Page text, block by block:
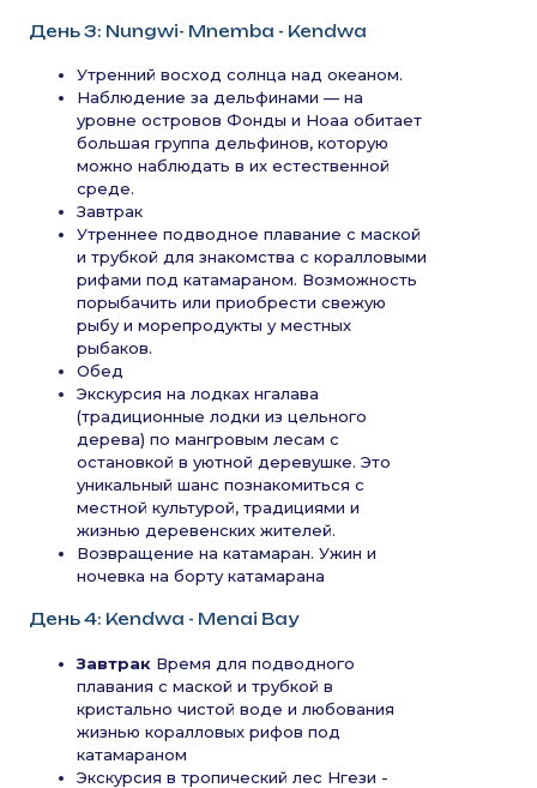
День 3: Nungwi- Mnemba - Kendwa
Утренний восход солнца над океаном.
Наблюдение за дельфинами — на
уровне островов Фонды и Ноаа обитает
большая группа дельфинов, которую
можно наблюдать в их естественной
среде.
Завтрак
Утреннее подводное плавание с маской
и трубкой для знакомства с коралловыми
рифами под катамараном. Возможность
порыбачить или приобрести свежую
рыбу и морепродукты у местных
рыбаков.
Обед
Экскурсия на лодках нгалава
(традиционные лодки из цельного
дерева) по мангровым лесам с
остановкой в уютной деревушке. Это
уникальный шанс познакомиться с
местной культурой, традициями и
жизнью деревенских жителей.
Возвращение на катамаран. Ужин и
ночевка на борту катамарана
День 4: Kendwa - Menai Bay
Завтрак Время для подводного
плавания с маской и трубкой в
кристально чистой воде и любования
жизнью коралловых рифов под
катамараном
Экскурсия в тропический лес Нгези -